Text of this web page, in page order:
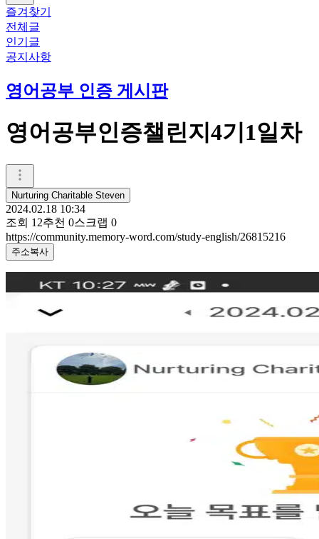
즐겨찾기
전체글
인기글
공지사항
영어공부 인증 게시판
영어공부인증챌린지4기1일차
Nurturing Charitable Steven
2024.02.18 10:34
조회 12추천 0스크랩 0
https://community.memory-word.com/study-english/26815216
주소복사